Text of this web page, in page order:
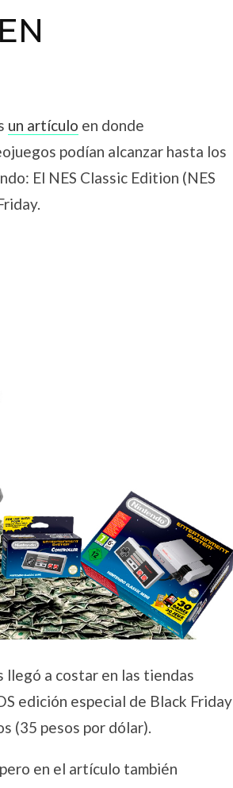
un artículo en donde
podían alcanzar hasta los
El NES Classic Edition (NES
llegó a costar en las tiendas
edición especial de Black Friday
(35 pesos por dólar).
en el artículo también